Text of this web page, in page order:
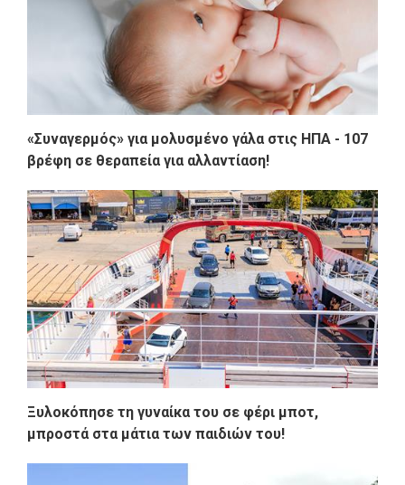
«Συναγερμός» για μολυσμένο γάλα στις ΗΠΑ - 107
βρέφη σε θεραπεία για αλλαντίαση!
Ξυλοκόπησε τη γυναίκα του σε φέρι μποτ,
μπροστά στα μάτια των παιδιών του!